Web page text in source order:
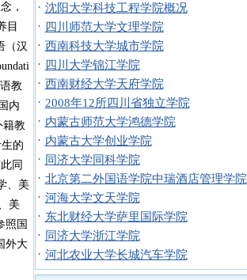
，
目
（汉
教
内
籍教
的
同
、美
美
照国
外大
· 沈阳大学科技工程学院概况
· 四川师范大学文理学院
· 西南科技大学城市学院
· 四川大学锦江学院
· 西南财经大学天府学院
· 2008年12所四川省独立学院
· 内蒙古师范大学鸿德学院
· 内蒙古大学创业学院
· 同济大学同科学院
· 北京第二外国语学院中瑞酒店管理学院
· 河海大学文天学院
· 东北财经大学萨里国际学院
· 同济大学浙江学院
· 河北农业大学长城汽车学院